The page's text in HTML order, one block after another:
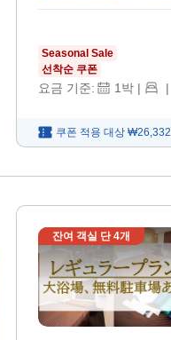
Seasonal Sale
선착순 쿠폰
요금 기준: 1박 | |
쿠폰 적용 대상 ₩26,332
잔여 객실 단4개